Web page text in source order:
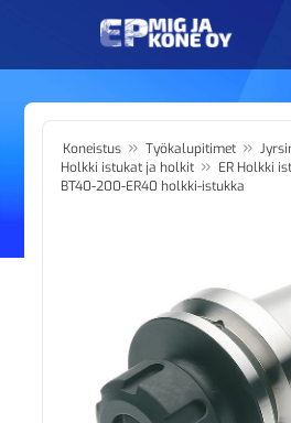
Koneistus » Työkalupitimet »
Holkki istukat ja holkit » ER Holkki
BT40-200-ER40 holkki-istukka